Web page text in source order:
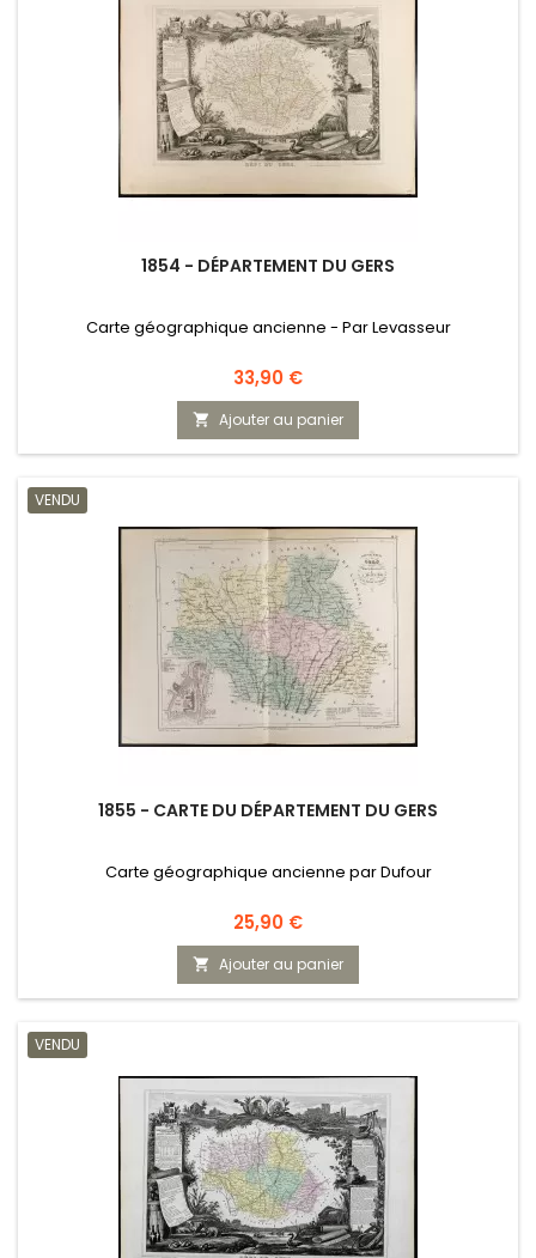
1854 - DÉPARTEMENT DU GERS
Carte géographique ancienne - Par Levasseur
Prix
33,90 €
 Ajouter au panier
VENDU
1855 - CARTE DU DÉPARTEMENT DU GERS
Carte géographique ancienne par Dufour
Prix
25,90 €
 Ajouter au panier
VENDU